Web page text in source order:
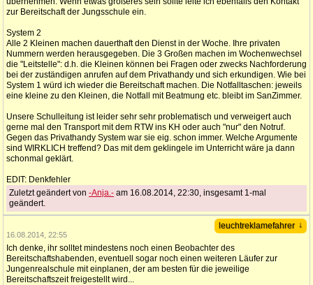
zur Bereitschaft der Jungsschule ein.
System 2
Alle 2 Kleinen machen dauerthaft den Dienst in der Woche. Ihre privaten
Nummern werden herausgegeben. Die 3 Großen machen im Wochenwechsel
die "Leitstelle": d.h. die Kleinen können bei Fragen oder zwecks Nachforderung
bei der zuständigen anrufen auf dem Privathandy und sich erkundigen. Wie bei
System 1 würd ich wieder die Bereitschaft machen. Die Notfalltaschen: jeweils
eine kleine zu den Kleinen, die Notfall mit Beatmung etc. bleibt im SanZimmer.
Unsere Schulleitung ist leider sehr sehr problematisch und verweigert auch
gerne mal den Transport mit dem RTW ins KH oder auch "nur" den Notruf.
Gegen das Privathandy System war sie eig. schon immer. Welche Argumente
sind WIRKLICH treffend? Das mit dem geklingele im Unterricht wäre ja dann
schonmal geklärt.
EDIT: Denkfehler
Zuletzt geändert von -Anja.- am 16.08.2014, 22:30, insgesamt 1-mal
geändert.
leuchtreklamefahrer ↓
16.08.2014, 22:55
Ich denke, ihr solltet mindestens noch einen Beobachter des
Bereitschaftshabenden, eventuell sogar noch einen weiteren Läufer zur
Jungenrealschule mit einplanen, der am besten für die jeweilige
Bereitschaftszeit freigestellt wird...